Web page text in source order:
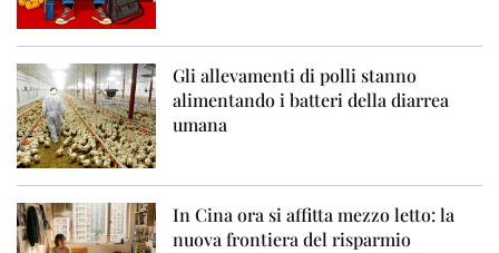
Gli allevamenti di polli stanno
alimentando i batteri della diarrea
umana
In Cina ora si affitta mezzo letto: la
nuova frontiera del risparmio